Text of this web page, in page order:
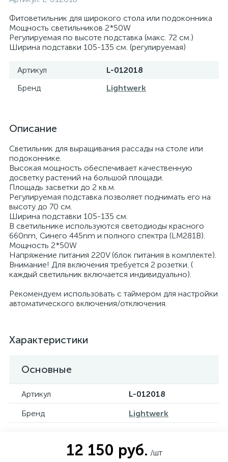
Фитоветильник для широкого стола или подоконника
Мощность светильников 2*50W
Регулируемая по высоте подставка (макс. 72 см.)
Ширина подставки 105-135 см. (регулируемая)
Артикул
L-012018
Бренд
Lightwerk
Описание
Светильник для выращивания рассады на столе или
подоконнике.
Высокая мощность обеспечивает качественную
досветку растений на большой площади.
Площадь засветки до 2 кв.м.
Регулируемая подставка позволяет поднимать его на
высоту до 70 см.
Ширина подставки 105-135 см.
В светильнике используются светодиоды красного
660nm, Синего 445nm и полного спектра (LM281B).
Мощность 2*50W
Напряжение питания 220V (блок питания в комплекте).
Внимание! Для включения требуется 2 розетки. (
каждый светильник включается индивидуально).
Рекомендуем использовать с таймером для настройки
автоматического включения/отключения.
Характеристики
Основные
Артикул
L-012018
Бренд
Lightwerk
12 150 руб. /шт